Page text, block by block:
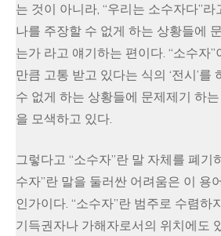
는 것이 아니라, “우리는 소수자다”
나를 주장할 수 없게 하는 상황들에
는가 라고 얘기하는 편이다. “소수자”
만큼 고통 받고 있다는 식의 ‘전시’를
수 없게 하는 상황들에 문제제기 하
을 모색하고 있다.
그렇다고 “소수자”란 말 자체를 폐기
수자”란 말을 둘러싼 어려움은 이 용
인가이다. “소수자”란 범주로 수렴하
기득권자나 가해자로서의 위치에도